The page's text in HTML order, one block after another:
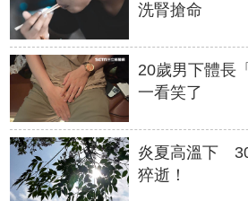
洗腎搶命
20歲男下體長
一看笑了
炎夏高溫下
猝逝！